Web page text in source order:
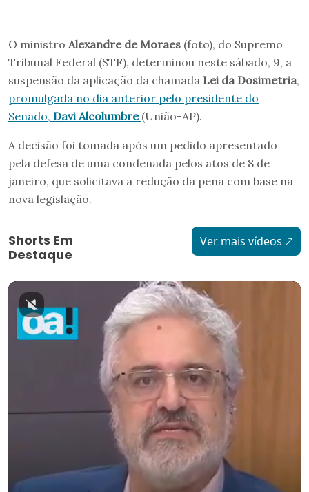
O ministro Alexandre de Moraes (foto), do Supremo
Tribunal Federal (STF), determinou neste sábado, 9, a
suspensão da aplicação da chamada Lei da Dosimetria,
promulgada no dia anterior pelo presidente do
Senado, Davi Alcolumbre (União-AP).
A decisão foi tomada após um pedido apresentado
pela defesa de uma condenada pelos atos de 8 de
janeiro, que solicitava a redução da pena com base na
nova legislação.
Shorts Em
Destaque
Ver mais vídeos